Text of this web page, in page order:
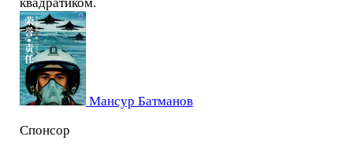
квадратиком.
Мансур Батманов
Спонсор